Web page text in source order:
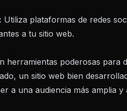
Utiliza plataformas de redes
a tu sitio web.
herramientas poderosas para
un sitio web bien
a una audiencia más amplia